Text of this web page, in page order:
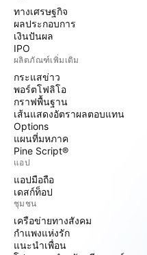
ทางเศรษฐกิจ
ผลประกอบการ
เงินปันผล
IPO
ผลิตภัณฑ์เพิ่มเติม
กระแสข่าว
พอร์ตโฟลิโอ
กราฟพื้นฐาน
เส้นแสดงอัตราผลตอบแทน
Options
แผนที่มหภาค
Pine Script®
แอป
แอปมือถือ
เดสก์ท็อป
ชุมชน
เครือข่ายทางสังคม
กำแพงแห่งรัก
แนะนำเพื่อน